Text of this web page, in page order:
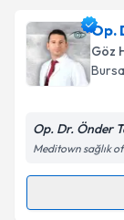
Op.
Göz
Bursa
Op. Dr. Önder
Meditown sağlık